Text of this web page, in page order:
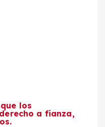
los
a fianza,